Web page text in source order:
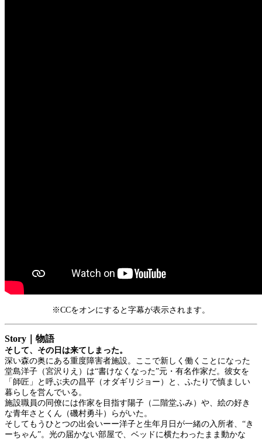
※CCをオンにすると字幕が表示されます。
Story｜物語
そして、その日は来てしまった。
深い森の奥にある重度障害者施設。ここで新しく働くことになった
堂島洋子（宮沢りえ）は“書けなくなった”元・有名作家だ。彼女を
「師匠」と呼ぶ夫の昌平（オダギリジョー）と、ふたりで慎ましい
暮らしを営んでいる。
施設職員の同僚には作家を目指す陽子（二階堂ふみ）や、絵の好き
な青年さとくん（磯村勇斗）らがいた。
そしてもうひとつの出会いーー洋子と生年月日が一緒の入所者、“き
ーちゃん”。光の届かない部屋で、ベッドに横たわったまま動かな